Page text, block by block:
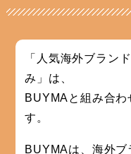
「人気海外ブラン
み」は、
BUYMAと組み合わ
す。
BUYMAは、海外